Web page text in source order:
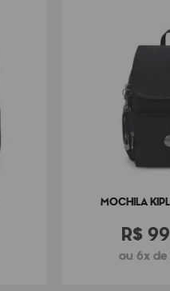
MOCHILA
R$
ou 6x de